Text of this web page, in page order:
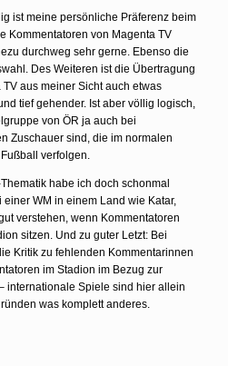
ist meine persönliche Präferenz beim
Kommentatoren von Magenta TV
durchweg sehr gerne. Ebenso die
Des Weiteren ist die Übertragung
aus meiner Sicht auch etwas
tief gehender. Ist aber völlig logisch,
von ÖR ja auch bei
Zuschauer sind, die im normalen
verfolgen.
habe ich doch schonmal
einer WM in einem Land wie Katar,
verstehen, wenn Kommentatoren
sitzen. Und zu guter Letzt: Bei
Kritik zu fehlenden Kommentarinnen
im Stadion im Bezug zur
internationale Spiele sind hier allein
was komplett anderes.